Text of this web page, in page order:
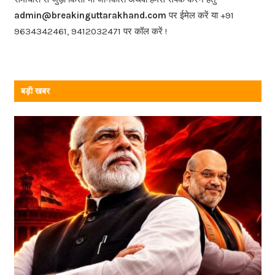
o
k
admin@breakinguttarakhand.com पर ईमेल करें या +91
9634342461, 9412032471 पर कॉल करें !
बड़ी खबर